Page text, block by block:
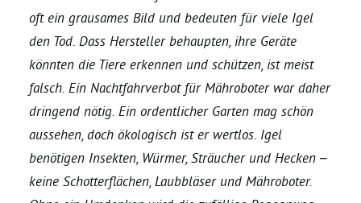
Arbeitsgruppen
Mitglied werden
Kommunalpolitik
Engagement-Sprechstunde
oft ein grausames Bild und bedeuten für viele Igel
den Tod. Dass Hersteller behaupten, ihre Geräte
könnten die Tiere erkennen und schützen, ist meist
falsch. Ein Nachtfahrverbot für Mähroboter war daher
dringend nötig. Ein ordentlicher Garten mag schön
aussehen, doch ökologisch ist er wertlos. Igel
benötigen Insekten, Würmer, Sträucher und Hecken –
keine Schotterflächen, Laubbläser und Mähroboter.